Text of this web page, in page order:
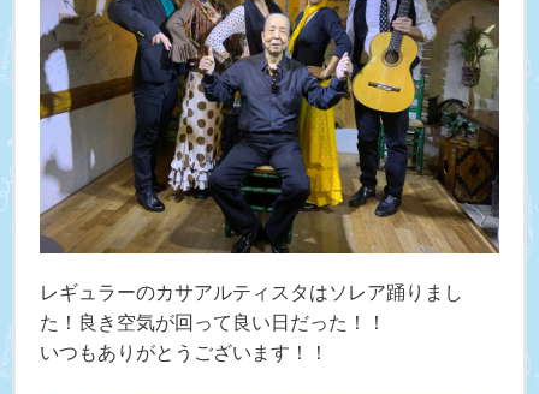
レギュラーのカサアルティスタはソレア踊りまし
た！良き空気が回って良い日だった！！
いつもありがとうございます！！